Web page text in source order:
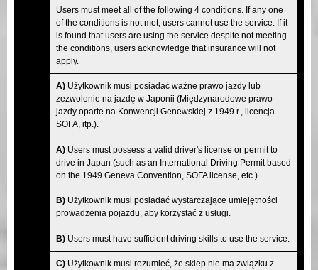
Users must meet all of the following 4 conditions. If any one
of the conditions is not met, users cannot use the service. If it
is found that users are using the service despite not meeting
the conditions, users acknowledge that insurance will not
apply.
A) Użytkownik musi posiadać ważne prawo jazdy lub
zezwolenie na jazdę w Japonii (Międzynarodowe prawo
jazdy oparte na Konwencji Genewskiej z 1949 r., licencja
SOFA, itp.).
A) Users must possess a valid driver's license or permit to
drive in Japan (such as an International Driving Permit based
on the 1949 Geneva Convention, SOFA license, etc.).
B) Użytkownik musi posiadać wystarczające umiejętności
prowadzenia pojazdu, aby korzystać z usługi.
B) Users must have sufficient driving skills to use the service.
C) Użytkownik musi rozumieć, że sklep nie ma związku z